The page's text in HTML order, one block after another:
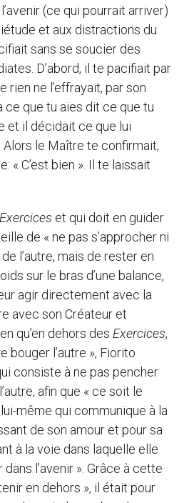
(ce qui pourrait arriver)
et aux distractions du
sans se soucier des
D’abord, il te pacifiait par
rien ne l’effrayait, par son
ce que tu aies dit ce que tu
et il décidait ce que lui
le Maître te confirmait,
« C’est bien ». Il te laissait
Exercices et qui doit en guider
de « ne pas s’approcher ni
l’autre, mais de rester en
sur le bras d’une balance,
agir directement avec la
avec son Créateur et
qu’en dehors des Exercices,
bouger l’autre », Fiorito
consiste à ne pas pencher
afin que « ce soit le
même qui communique à la
de son amour et pour sa
à la voie dans laquelle elle
l’avenir ». Grâce à cette
en dehors », il était pour